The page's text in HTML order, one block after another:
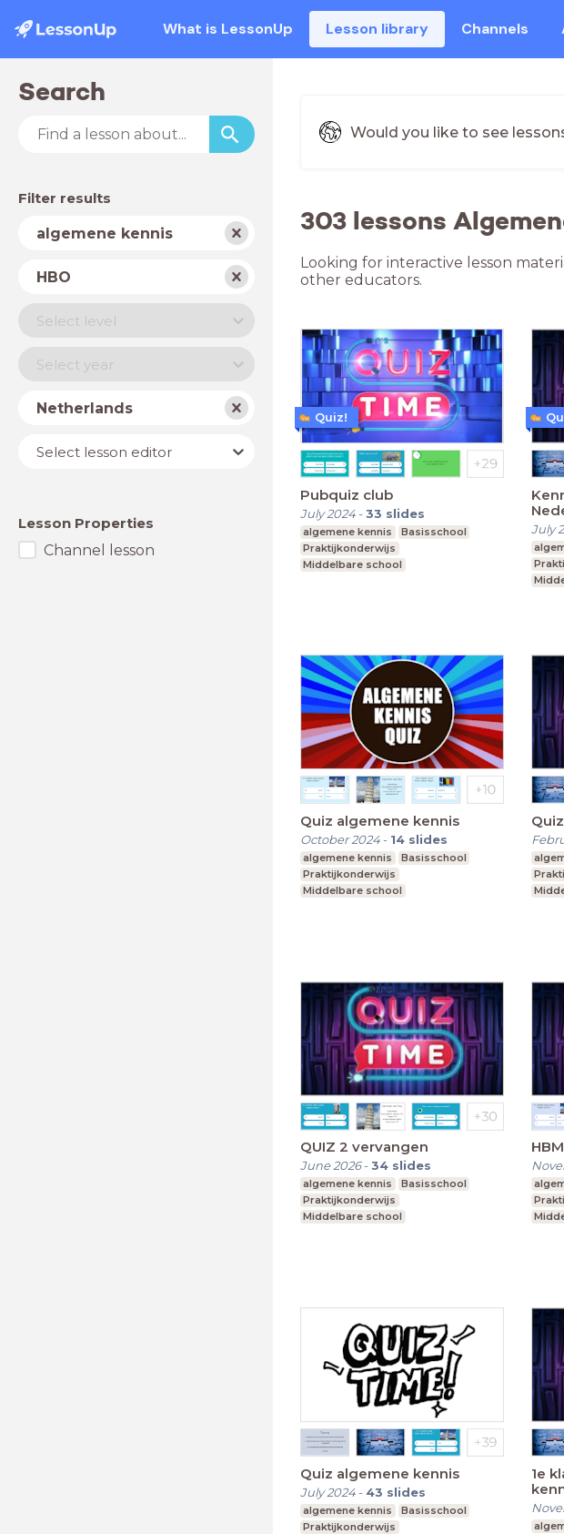
What is LessonUp Lesson library Channels
Search
Filter results
Subject
algemene kennis
School
typeHBO
Level
Select level
YearSelect year
Country
Netherlands
Lesson
editor
Select lesson editor
Lesson Properties
Channel lesson
Would you like to see
303 lessons
Looking for interactive lesson
other educators.
Pubquiz club
July 2024-33 slides
algemene kennis
Basisschool
Praktijkonderwijs
Middelbare school
Quiz!
July
Quiz algemene kennis
October 2024- 14 slides
algemene kennis
Basisschool
Praktijkonderwijs
Middelbare school
QUIZ 2 vervangen
June 2026-34 slides
algemene kennis
Basisschool
Praktijkonderwijs
Middelbare school
Quiz algemene kennis
July 2024- 43 slides
algemene kennis
Basisschool
Praktijkonderwijs
1e